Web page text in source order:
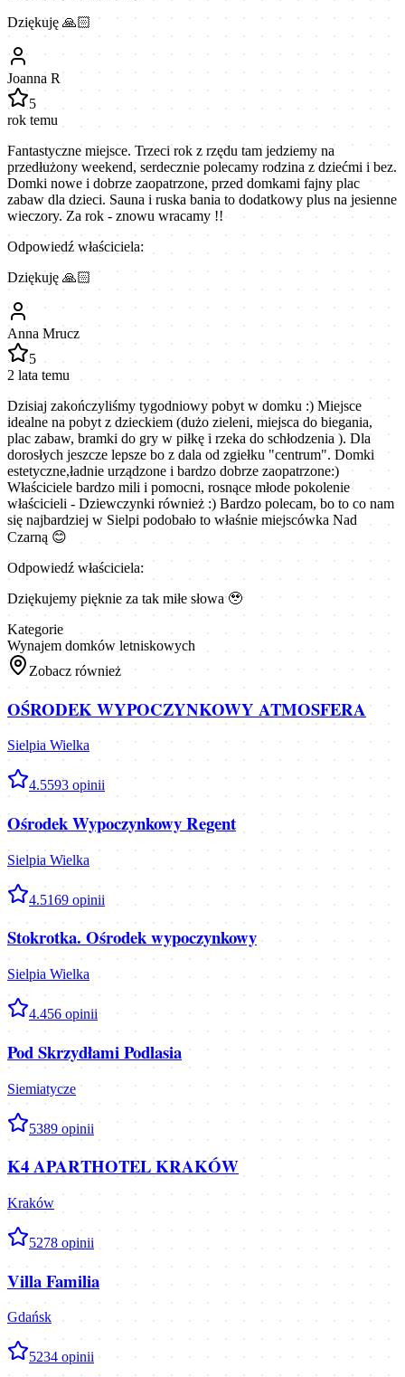
Dziękuję 🙏🏻
Joanna R
5
rok temu
Fantastyczne miejsce. Trzeci rok z rzędu tam jedziemy na
przedłużony weekend, serdecznie polecamy rodzina z dziećmi i bez.
Domki nowe i dobrze zaopatrzone, przed domkami fajny plac
zabaw dla dzieci. Sauna i ruska bania to dodatkowy plus na jesienne
wieczory. Za rok - znowu wracamy !!
Odpowiedź właściciela:
Dziękuję 🙏🏻
Anna Mrucz
5
2 lata temu
Dzisiaj zakończyliśmy tygodniowy pobyt w domku :) Miejsce
idealne na pobyt z dzieckiem (dużo zieleni, miejsca do biegania,
plac zabaw, bramki do gry w piłkę i rzeka do schłodzenia ). Dla
dorosłych jeszcze lepsze bo z dala od zgiełku "centrum". Domki
estetyczne,ładnie urządzone i bardzo dobrze zaopatrzone:)
Właściciele bardzo mili i pomocni, rosnące młode pokolenie
właścicieli - Dziewczynki również :) Bardzo polecam, bo to co nam
się najbardziej w Sielpi podobało to właśnie miejscówka Nad
Czarną 😊
Odpowiedź właściciela:
Dziękujemy pięknie za tak miłe słowa 🥹
Kategorie
Wynajem domków letniskowych
Zobacz również
OŚRODEK WYPOCZYNKOWY ATMOSFERA
Sielpia Wielka
4.5593 opinii
Ośrodek Wypoczynkowy Regent
Sielpia Wielka
4.5169 opinii
Stokrotka. Ośrodek wypoczynkowy
Sielpia Wielka
4.456opinii
Pod Skrzydłami Podlasia
Siemiatycze
5389 opinii
K4 APARTHOTEL KRAKÓW
Kraków
5278 opinii
Villa Familia
Gdańsk
5234 opinii